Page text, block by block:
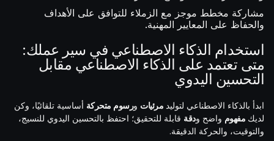
مشاركة مخطط موجز مع الزملاء للتوافق على الأهداف
والحفاظ على المعايير المهنية.
استخدام الذكاء الاصطناعي في سير عملك:
متى تعتمد على الذكاء الاصطناعي مقابل
التحسين اليدوي
ابدأ بالذكاء الاصطناعي لتوليد مرئيات ورسوم متحركة أساسية تلقائيًا، وكن
لديك مفهوم واضح ودقة قابلة للتحقيق؛ احتفظ بالتحسين اليدوي للنسيج،
والتوقيت، والحركة الدقيقة.